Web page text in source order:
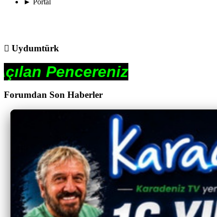
Uydumtürk
Forumdan Son Haberler